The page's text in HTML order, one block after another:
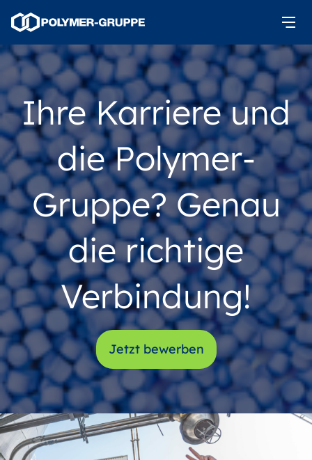
Ihre Karriere und
die Polymer-
Gruppe? Genau
die richtige
Verbindung!
Jetzt bewerben